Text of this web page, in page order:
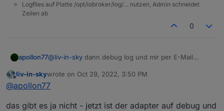
Logfiles auf Platte /opt/iobroker/log/… nutzen, Admin schneidet
Zeilen ab
0
apollon77@liv-in-sky dann debug log und mir per E-Mail
Offline
liv-in-skywrote on Oct 29, 2022, 3:50 PM
last edited by
@apollon77
das gibt es ja nicht - jetzt ist der adapter auf debug und